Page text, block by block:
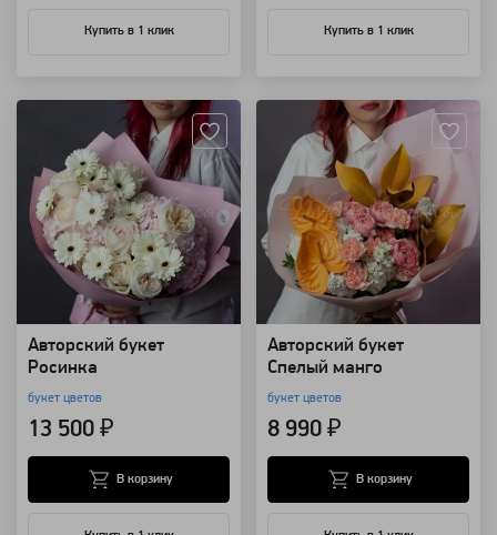
Купить в 1 клик Купить в 1 клик
Авторский букет
Росинка
букет цветов
13 500 ₽
В корзину
Авторский букет
Спелый манго
букет цветов
8 990 ₽
В корзину